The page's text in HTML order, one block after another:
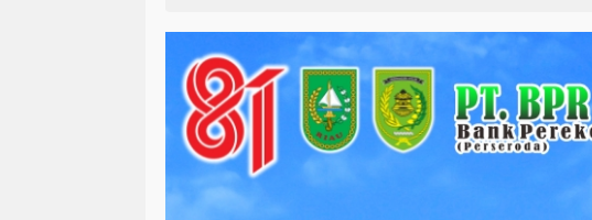
inhu internasional investasi kampar
lifestyle lingkungan meranti nasional
pelalawan pemerintahan pendidikan
tanjung pinang